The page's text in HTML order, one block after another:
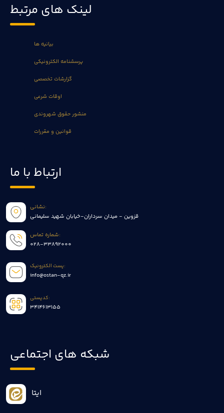
لینک های مرتبط
بیانیه ها
پرسشنامه الکترونیکی
گزارشات تخصصی
اوقات شرعی
منشور حقوق شهروندی
قوانین و مقررات
ارتباط با ما
نشانی:
قزوین - میدان سرداران-خیابان شهید سلیمانی
شماره تماس:
028-33892000
پست الکترونیک:
info@ostan-qz.ir
کدپستی:
3414613155
شبکه های اجتماعی
ایتا